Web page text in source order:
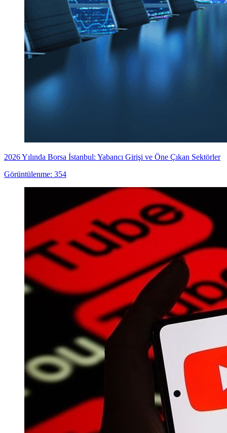
2026 Yılında Borsa İstanbul: Yabancı Girişi ve Öne Çıkan Sektörler
Görüntülenme: 354